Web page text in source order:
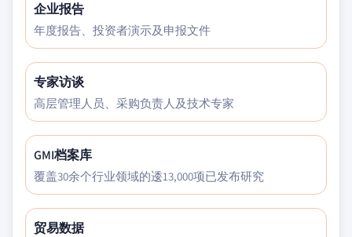
企业报告
年度报告、投资者演示及申报文件
专家访谈
高层管理人员、采购负责人及技术专家
GMI档案库
覆盖30余个行业领域的逶13,000项已发布研究
贸易数据